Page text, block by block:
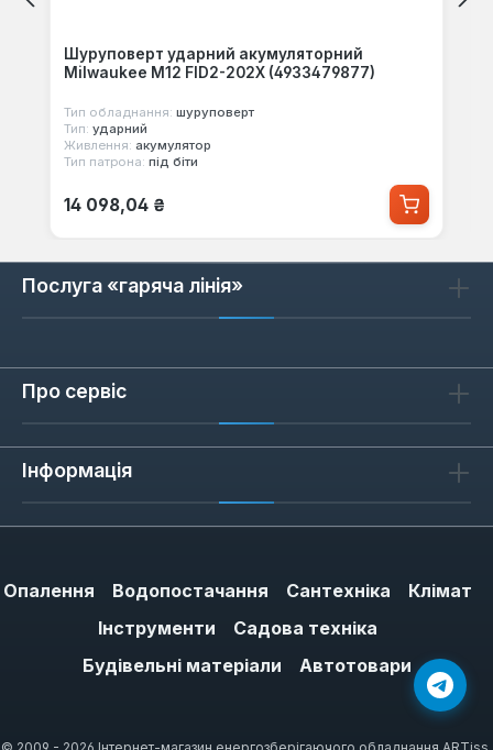
Шуруповерт ударний акумуляторний
Milwaukee M12 FID2-202X (4933479877)
Тип обладнання: шуруповерт
Тип: ударний
Живлення: акумулятор
Тип патрона: під біти
Звичайна ціна:
14 098,04 ₴
Послуга «гаряча лінія»
Про сервіс
Інформація
Опалення Водопостачання Сантехніка
Клімат
Інструменти
Садова техніка
Будівельні матеріали
Автотовари